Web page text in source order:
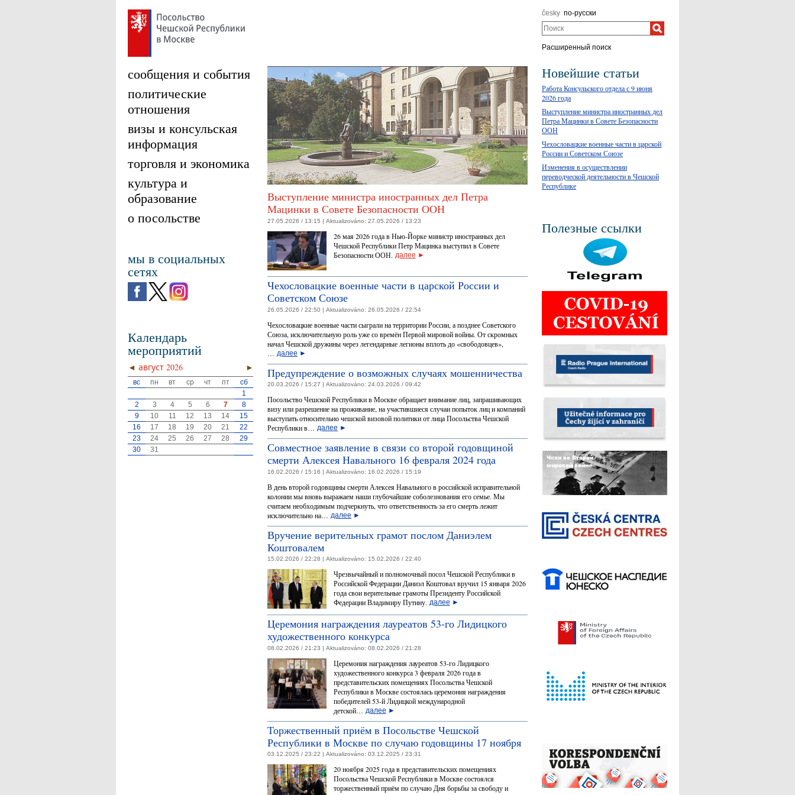
česky по-русски
Поиск
Расширенный поиск
Выступление министра иностранных дел Петра
Мацинки в Совете Безопасности ООН
27.05.2026 / 13:15 | Aktualizováno: 27.05.2026 / 13:23
26 мая 2026 года в Нью‑Йорке министр иностранных дел
Чешской Республики Петр Мацинкa выступил в Совете
Безопасности ООН. далее ►
Чехословацкие военные части в царской России и
Советском Союзе
26.05.2026 / 22:50 | Aktualizováno: 26.05.2026 / 22:54
Чехословацкие военные части сыграли на территории России, а позднее Советского
Союза, исключительную роль уже со времён Первой мировой войны. От скромных
начал Чешской дружины через легендарные легионы вплоть до «свободовцев»,
… далее ►
Предупреждение о возможных случаях мошенничества
20.03.2026 / 15:27 | Aktualizováno: 24.03.2026 / 09:42
Посольство Чешской Республики в Москве обращает внимание лиц, запрашивающих
визу или разрешение на проживание, на участившиеся случаи попыток лиц и компаний
выступать относительно чешской визовой политики от лица Посольства Чешской
Республики в… далее ►
Совместное заявление в связи со второй годовщиной
смерти Алексея Навального 16 февраля 2024 года
16.02.2026 / 15:16 | Aktualizováno: 16.02.2026 / 15:19
В день второй годовщины смерти Алексея Навального в российской исправительной
колонии мы вновь выражаем наши глубочайшие соболезнования его семье. Мы
считаем необходимым подчеркнуть, что ответственность за его смерть лежит
исключительно на… далее ►
Вручение верительных грамот послом Даниэлем
Коштовалем
15.02.2026 / 22:28 | Aktualizováno: 15.02.2026 / 22:40
Чрезвычайный и полномочный посол Чешской Республики в
Российской Федерации Даниэл Коштовал вручил 15 января 2026
года свои верительные грамоты Президенту Российской
Федерации Владимиру Путину. далее ►
Церемония награждения лауреатов 53-го Лидицкого
художественного конкурса
08.02.2026 / 21:23 | Aktualizováno: 08.02.2026 / 21:28
Церемония награждения лауреатов 53-го Лидицкого
художественного конкурса 3 февраля 2026 года в
представительских помещениях Посольства Чешской
Республики в Москве состоялась церемония награждения
победителей 53-й Лидицкой международной
детской… далее ►
Торжественный приём в Посольстве Чешской
Республики в Москве по случаю годовщины 17 ноября
03.12.2025 / 23:22 | Aktualizováno: 03.12.2025 / 23:31
20 ноября 2025 года в представительских помещениях
Посольства Чешской Республики в Москве состоялся
торжественный приём по случаю Дня борьбы за свободу и
сообщения и события
политические
отношения
визы и консульская
информация
торговля и экономика
культура и
образование
о посольстве
мы в социальных
сетях
Календарь
мероприятий
◄ ►
август 2026
вс пн вт ср чт пт
сб
1
2
3 4 5 6 7
8
9
10 11 12 13 14
15
16
17 18 19 20 21
22
23
24 25 26 27 28
29
30
31
Новейшие статьи
Работа Консульского отдела с 9 июня
2026 года
Выступление министра иностранных дел
Петра Мацинки в Совете Безопасности
ООН
Чехословацкие военные части в царской
России и Советском Союзе
Изменения в осуществлении
переводческой деятельности в Чешской
Республике
Полезные ссылки